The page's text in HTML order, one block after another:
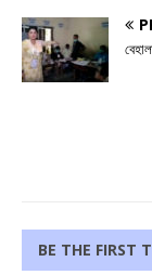
BE THE FIRST